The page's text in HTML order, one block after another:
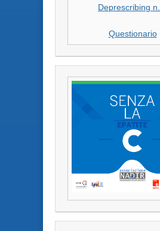
Deprescribing
Questionario